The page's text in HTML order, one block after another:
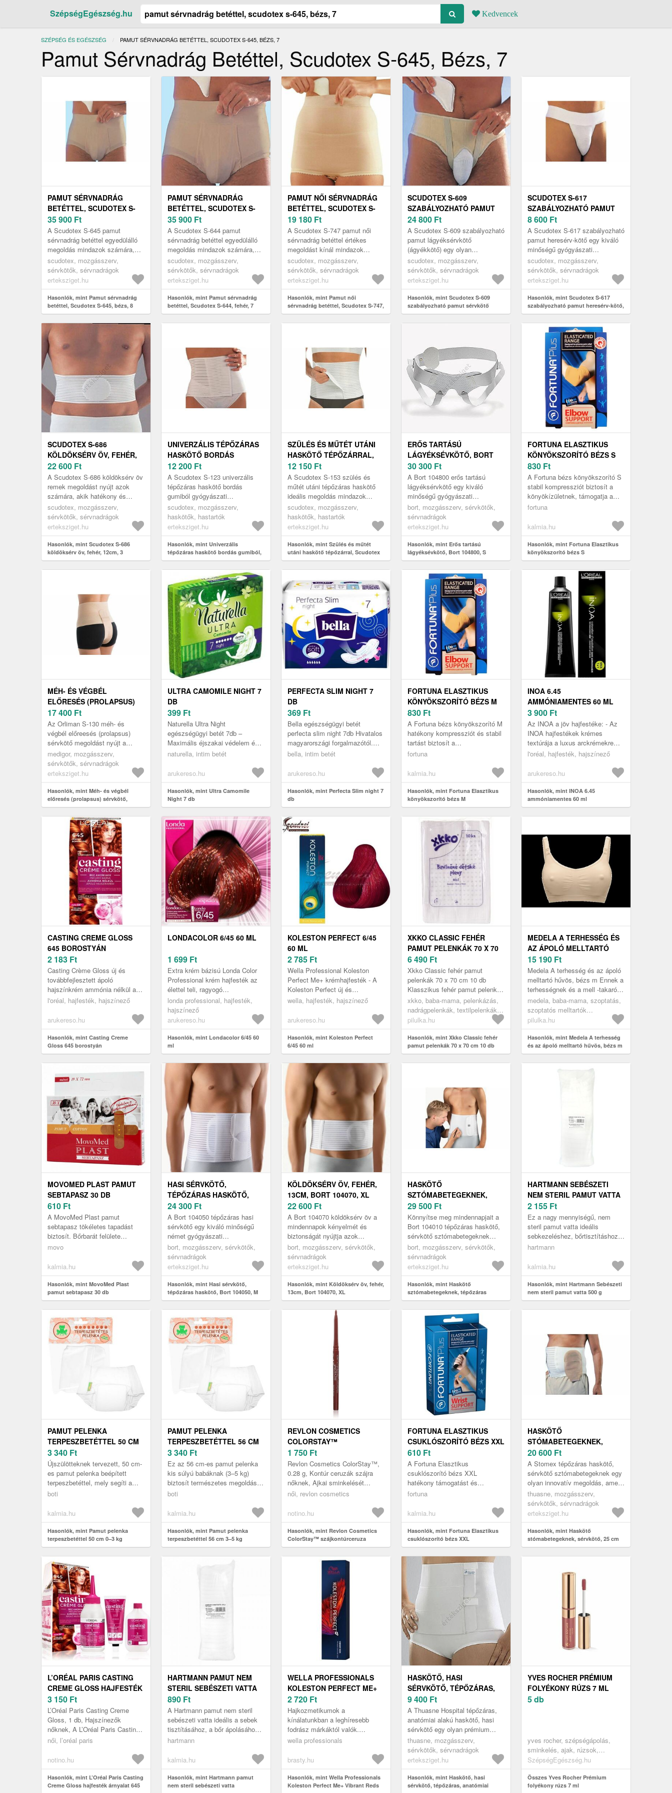
SzépségEgészség.hu Kedvencek
SZÉPSÉG ÉS EGÉSZSÉG JELENLEGI:
PAMUT SÉRVNADRÁG BETÉTTEL, SCUDOTEX S-645, BÉZS, 7
Pamut Sérvnadrág Betéttel, Scudotex S-645, Bézs, 7
PAMUT SÉRVNADRÁG
BETÉTTEL, SCUDOTEX S-
645, BÉZS, 8
35 900 Ft
A Scudotex S-645 pamut
sérvnadrág betéttel egyedülálló
megoldás mindazok számára,
akik sérvkötőt keresnek
mindennapi használatra, vagy
műtét utáni ...
scudotex, mozgásszerv,
sérvkötők, sérvnadrágok
erteksziget.hu
Hasonlók, mint Pamut sérvnadrág
betéttel, Scudotex S-645, bézs, 8
PAMUT SÉRVNADRÁG
BETÉTTEL, SCUDOTEX S-
644, FEHÉR, 7
35 900 Ft
A Scudotex S-644 pamut
sérvnadrág betéttel egyedülálló
megoldás mindazok számára,
akik sérvkötőt keresnek
mindennapi használatra, vagy
műtét utáni ...
scudotex, mozgásszerv,
sérvkötők, sérvnadrágok
erteksziget.hu
Hasonlók, mint Pamut sérvnadrág
betéttel, Scudotex S-644, fehér, 7
PAMUT NŐI SÉRVNADRÁG
BETÉTTEL, SCUDOTEX S-
747, 4
19 180 Ft
A Scudotex S-747 pamut női
sérvnadrág betéttel értékes
megoldást kínál mindazok
számára, akik műtét utáni
regenerációt vagy megelőzést
keresnek. Ez...
scudotex, mozgásszerv,
sérvkötők, sérvnadrágok
erteksziget.hu
Hasonlók, mint Pamut női
sérvnadrág betéttel, Scudotex S-747,
4
SCUDOTEX S-609
SZABÁLYOZHATÓ PAMUT
SÉRVKÖTŐ (ÁGYÉKKÖTŐ),
BÉZS, 8
24 800 Ft
A Scudotex S-609 szabályozható
pamut lágyéksérvkötő
(ágyékkötő) egy olyan
gyógyászati segédeszköz, amely
hatékony megoldást nyújt a
lágyéksérv támo...
scudotex, mozgásszerv,
sérvkötők, sérvnadrágok
erteksziget.hu
Hasonlók, mint Scudotex S-609
szabályozható pamut sérvkötő
(ágyékkötő), bézs, 8
SCUDOTEX S-617
SZABÁLYOZHATÓ PAMUT
HERESÉRV-KÖTŐ, 7
8 600 Ft
A Scudotex S-617 szabályozható
pamut heresérv-kötő egy kiváló
minőségű gyógyászati
segédeszköz, amely megoldást
kínál azok számára, akik
heresérvve...
scudotex, mozgásszerv,
sérvkötők, sérvnadrágok
erteksziget.hu
Hasonlók, mint Scudotex S-617
szabályozható pamut heresérv-kötő,
7
SCUDOTEX S-686
KÖLDÖKSÉRV ÖV, FEHÉR,
12CM, 3
22 600 Ft
A Scudotex S-686 köldöksérv öv
remek megoldást nyújt azok
számára, akik hatékony és
kényelmes támogatást keresnek
köldöksérv kezelésére. Ez a
magas...
scudotex, mozgásszerv,
sérvkötők, sérvnadrágok
erteksziget.hu
Hasonlók, mint Scudotex S-686
köldöksérv öv, fehér, 12cm, 3
UNIVERZÁLIS TÉPŐZÁRAS
HASKÖTŐ BORDÁS
GUMIBÓL, SCUDOTEX S-
123, 20 CM, 2
12 200 Ft
A Scudotex S-123 univerzális
tépőzáras haskötő bordás
gumiból gyógyászati
segédeszköz, amely ideális
megoldást kínál a szülés utáni
regeneráció vag...
scudotex, mozgásszerv,
haskötők, hastartók
erteksziget.hu
Hasonlók, mint Univerzális
tépőzáras haskötő bordás gumiból,
Scudotex S-123, 20 cm, 2
SZÜLÉS ÉS MŰTÉT UTÁNI
HASKÖTŐ TÉPŐZÁRRAL,
SCUDOTEX S-153, 25CM, 3
12 150 Ft
A Scudotex S-153 szülés és
műtét utáni tépőzáras haskötő
ideális megoldás mindazok
számára, akik szülés vagy hasi
műtétek után gyorsabb és
kényelme...
scudotex, mozgásszerv,
haskötők, hastartók
erteksziget.hu
Hasonlók, mint Szülés és műtét
utáni haskötő tépőzárral, Scudotex
S-153, 25cm, 3
ERŐS TARTÁSÚ
LÁGYÉKSÉVKÖTŐ, BORT
104800, S
30 300 Ft
A Bort 104800 erős tartású
lágyéksérvkötő egy kiváló
minőségű gyógyászati
segédeszköz, amely célzott
megoldást kínál azok számára,
akik lágyéksérvv...
bort, mozgásszerv, sérvkötők,
sérvnadrágok
erteksziget.hu
Hasonlók, mint Erős tartású
lágyéksévkötő, Bort 104800, S
FORTUNA ELASZTIKUS
KÖNYÖKSZORÍTÓ BÉZS S
830 Ft
A Fortuna bézs könyökszorító S
stabil kompressziót biztosít a
könyökízületnek, támogatja a
gyógyulást és csökkenti a
fortuna
kalmia.hu
Hasonlók, mint Fortuna Elasztikus
könyökszorító bézs S
MÉH- ÉS VÉGBÉL
ELŐRESÉS (PROLAPSUS)
SÉRVKÖTŐ, ORLIMAN S-130
17 400 Ft
Az Orliman S-130 méh- és
végbél előreesés (prolapsus)
sérvkötő megoldást nyújt a
kismedencei szervek
süllyedéséből adódó
problémákra, melyek gyakra...
medigor, mozgásszerv,
sérvkötők, sérvnadrágok
erteksziget.hu
Hasonlók, mint Méh- és végbél
előresés (prolapsus) sérvkötő,
Orliman S-130
ULTRA CAMOMILE NIGHT 7
DB
399 Ft
Naturella Ultra Night
egészségügyi betét 7db –
Maximális éjszakai védelem és
kényelem érzékeny bőrre A
egészségügyi betét a p...
naturella, intim betét
arukereso.hu
Hasonlók, mint Ultra Camomile
Night 7 db
PERFECTA SLIM NIGHT 7
DB
369 Ft
Bella egészségügyi betét
perfecta slim night 7db Hivatalos
magyarországi forgalmazótól.
Leírás: Kiszerelés: 7 db
bella, intim betét
arukereso.hu
Hasonlók, mint Perfecta Slim night 7
db
FORTUNA ELASZTIKUS
KÖNYÖKSZORÍTÓ BÉZS M
830 Ft
A Fortuna bézs könyökszorító M
hatékony kompressziót és stabil
tartást biztosít a
könyökízületnek, támogatja az
v...
fortuna
kalmia.hu
Hasonlók, mint Fortuna Elasztikus
könyökszorító bézs M
INOA 6.45
AMMÓNIAMENTES 60 ML
3 900 Ft
Az INOA a jöv hajfestéke: - Az
INOA hajfestékek krémes
textúrája a luxus arckrémekre
emlékeztet - A hajfestékek
kellemetle...
l'oréal, hajfesték, hajszínező
arukereso.hu
Hasonlók, mint INOA 6.45
ammóniamentes 60 ml
CASTING CREME GLOSS
645 BOROSTYÁN
2 183 Ft
Casting Crème Gloss új és
továbbfejlesztett ápoló
hajszínkrém ammónia nélkül a
gyors és egyszerű használatért,
ő...
l'oréal, hajfesték, hajszínező
arukereso.hu
Hasonlók, mint Casting Creme
Gloss 645 borostyán
LONDACOLOR 6/45 60 ML
1 699 Ft
Extra krém bázisú Londa Color
Professional krém hajfesték az
élettel teli, ragyogó
mikrogömböknek köszönhetően
fiatalos, vibráló színintenzitású
és...
londa professional, hajfesték,
hajszínező
arukereso.hu
Hasonlók, mint Londacolor 6/45 60
ml
KOLESTON PERFECT 6/45
60 ML
2 785 Ft
Wella Professional Koleston
Perfect Me+ krémhajfesték - A
Koleston Perfect új és
továbbfejlesztett formulája a még
Még...
wella, hajfesték, hajszínező
arukereso.hu
Hasonlók, mint Koleston Perfect
6/45 60 ml
XKKO CLASSIC FEHÉR
PAMUT PELENKÁK 70 X 70
CM 10 DB
6 490 Ft
Xkko Classic fehér pamut
pelenkák 70 x 70 cm 10 db
Klasszikus fehér pamut pelenka -
10 darab csomagonként.
xkko, baba-mama, pelenkázás,
nadrágpelenkák, textilpelenkák,
pamut pelenkák
pilulka.hu
Hasonlók, mint Xkko Classic fehér
pamut pelenkák 70 x 70 cm 10 db
MEDELA A TERHESSÉG ÉS
AZ ÁPOLÓ MELLTARTÓ
HŰVÖS, BÉZS M
15 190 Ft
Medela A terhesség és az ápoló
melltartó hűvös, bézs m Ennek a
terhességnek és a mell -takaró
melltartónak két integrált lélegző
zónája és egy új, ...
medela, baba-mama, szoptatás,
szoptatós melltartók
melltartóbetétek
pilulka.hu
Hasonlók, mint Medela A terhesség
és az ápoló melltartó hűvös, bézs m
MOVOMED PLAST PAMUT
SEBTAPASZ 30 DB
610 Ft
A MovoMed Plast pamut
sebtapasz tökéletes tapadást
biztosít. Bőrbarát felülete
fertőtlenítő hatású oldattal
movo
kalmia.hu
Hasonlók, mint MovoMed Plast
pamut sebtapasz 30 db
HASI SÉRVKÖTŐ,
TÉPŐZÁRAS HASKÖTŐ,
BORT 104050, M
24 300 Ft
A Bort 104050 tépőzáras hasi
sérvkötő egy kiváló minőségű
német gyógyászati
segédeszköz, amely kifejezetten
azok számára készült, akik hasi
műtétek...
bort, mozgásszerv, sérvkötők,
sérvnadrágok
erteksziget.hu
Hasonlók, mint Hasi sérvkötő,
tépőzáras haskötő, Bort 104050, M
KÖLDÖKSÉRV ÖV, FEHÉR,
13CM, BORT 104070, XL
22 600 Ft
A Bort 104070 köldöksérv öv a
mindennapok kényelmét és
biztonságát nyújtja azok
számára, akiknek szüksége van
a hasfal megfelelő
alátámasztására. E...
bort, mozgásszerv, sérvkötők,
sérvnadrágok
erteksziget.hu
Hasonlók, mint Köldöksérv öv, fehér,
13cm, Bort 104070, XL
HASKÖTŐ
SZTÓMABETEGEKNEK,
TÉPŐZÁRAS SÉRVKÖTŐ,
22CM, BORT 104010, L
29 500 Ft
Könnyítse meg mindennapjait a
Bort 104010 tépőzáras haskötő,
sérvkötő sztómabetegeknek
termékkel A Bort 104010
tépőzáras haskötő, sérvkötő
sztómabe...
bort, mozgásszerv, sérvkötők,
sérvnadrágok
erteksziget.hu
Hasonlók, mint Haskötő
sztómabetegeknek, tépőzáras
sérvkötő, 22cm, Bort 104010, L
HARTMANN SEBÉSZETI
NEM STERIL PAMUT VATTA
500 G
2 155 Ft
Ez a nagy mennyiségű, nem
steril pamut vatta ideális
sebkezeléshez, bőrtisztításhoz
és egyéb higiéniai célokra.
nedvszívásra és...
hartmann
kalmia.hu
Hasonlók, mint Hartmann Sebészeti
nem steril pamut vatta 500 g
PAMUT PELENKA
TERPESZBETÉTTEL 50 CM
0–3 KG
3 340 Ft
Újszülötteknek tervezett, 50 cm-
es pamut pelenka beépített
terpeszbetéttel, mely segíti a
csípő helyes fejlődését és
boti
kalmia.hu
Hasonlók, mint Pamut pelenka
terpeszbetéttel 50 cm 0–3 kg
PAMUT PELENKA
TERPESZBETÉTTEL 56 CM
3–5 KG
3 340 Ft
Ez az 56 cm-es pamut pelenka
kis súlyú babáknak (3–5 kg)
biztosít természetes megoldást a
csípő megfelelő helyzetben
boti
kalmia.hu
Hasonlók, mint Pamut pelenka
terpeszbetéttel 56 cm 3–5 kg
REVLON COSMETICS
COLORSTAY™
SZÁJKONTÚRCERUZA
ÁRNYALAT 645 -
CHOCOLATE 0.28 G
1 750 Ft
Revlon Cosmetics ColorStay™,
0.28 g, Kontúr ceruzák szájra
nőknek, Ajkai sminkelését
tökéletesen elvégzi az ügyes
szájc...
női, revlon cosmetics
notino.hu
Hasonlók, mint Revlon Cosmetics
ColorStay™ szájkontúrceruza
árnyalat 645 - Chocolate 0.28 g
FORTUNA ELASZTIKUS
CSUKLÓSZORÍTÓ BÉZS XXL
610 Ft
A Fortuna Elasztikus
csuklószorító bézs XXL
hatékony támogatást és
kompressziót nyújt a csukló
és segíti a gyógyulást.
fortuna
kalmia.hu
Hasonlók, mint Fortuna Elasztikus
csuklószorító bézs XXL
HASKÖTŐ
STÓMABETEGEKNEK,
SÉRVKÖTŐ, 25 CM SZÉLES,
TÉPŐZÁRAS, STOMEX, 4
20 600 Ft
A Stomex tépőzáras haskötő,
sérvkötő sztómabetegeknek egy
olyan innovatív megoldás, amely
kifejezetten sztómával élők,
operált hasfali sérves beteg...
thuasne, mozgásszerv,
sérvkötők, sérvnadrágok
erteksziget.hu
Hasonlók, mint Haskötő
stómabetegeknek, sérvkötő, 25 cm
széles, tépőzáras, Stomex, 4
L’ORÉAL PARIS CASTING
CREME GLOSS HAJFESTÉK
ÁRNYALAT 645 JANTAR 1
DB
3 150 Ft
L’Oréal Paris Casting Creme
Gloss, 1 db, Hajszínezők
nőknek, A L’Oréal Paris Casting
Crème Gloss hajfestékkel
színt és ...
női, l’oréal paris
notino.hu
Hasonlók, mint L’Oréal Paris Casting
Creme Gloss hajfesték árnyalat 645
HARTMANN PAMUT NEM
STERIL SEBÉSZETI VATTA
HAJTOGATOTT 200 G
890 Ft
A Hartmann pamut nem steril
sebészeti vatta ideális a sebek
tisztításához, a bőr ápolásához
és a napi higiéniai
vatt...
hartmann
kalmia.hu
Hasonlók, mint Hartmann pamut
nem steril sebészeti vatta
WELLA PROFESSIONALS
KOLESTON PERFECT ME+
VIBRANT REDS
PROFESSZIONÁLIS
PERMANENS HAJSZÍN 6/45
60 ML
2 720 Ft
Hajkozmetikumok a
kínálatunkban a leghíresebb
fodrász márkáktól valók.
Hajfestés a Wella Professionals
kollekcióból n...
wella professionals
brasty.hu
Hasonlók, mint Wella Professionals
Koleston Perfect Me+ Vibrant Reds
HASKÖTŐ, HASI
SÉRVKÖTŐ, TÉPŐZÁRAS,
ANATÓMIAI ALAKÚ,
THUASNE HOSPITAL, 23CM
SZÉLES, 3
9 400 Ft
A Thuasne Hospital tépőzáras,
anatómiai alakú haskötő, hasi
sérvkötő egy olyan prémium
minőségű gyógyászati
segédeszköz, amely a
mindennapokban nyú...
thuasne, mozgásszerv,
sérvkötők, sérvnadrágok
erteksziget.hu
Hasonlók, mint Haskötő, hasi
sérvkötő, tépőzáras, anatómiai
YVES ROCHER PRÉMIUM
FOLYÉKONY RÚZS 7 ML
5 db
yves rocher, szépségápolás,
sminkelés, ajak, rúzsok,
folyékony rúzsok
SzépségEgészség.hu
Összes Yves Rocher Prémium
folyékony rúzs 7 ml